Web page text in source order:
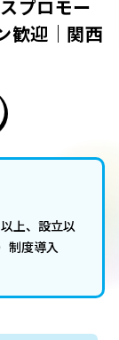
プロモー
歓迎｜関西
上、設立以
制度導入